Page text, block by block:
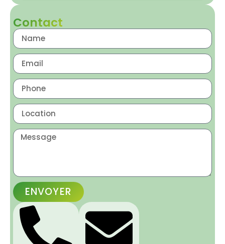
Contact
ENVOYER